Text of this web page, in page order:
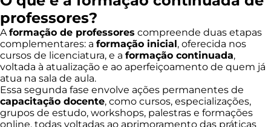
professores?
Aformação de professores compreende duas etapas
complementares: a formação inicial, oferecida nos
cursos de licenciatura, e a formação continuada,
voltada à atualização e ao aperfeiçoamento de quem já
atua na sala de aula.
Essa segunda fase envolve ações permanentes de
capacitação docente, como cursos, especializações,
grupos de estudo, workshops, palestras e formações
online, todas voltadas ao aprimoramento das práticas